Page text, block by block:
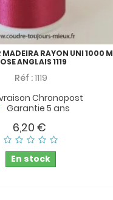
MADEIRA RAYON UNI 1000 M
ANGLAIS 1119
Réf :1119
Chronopost
Garantie 5 ans
6,20 €
En stock